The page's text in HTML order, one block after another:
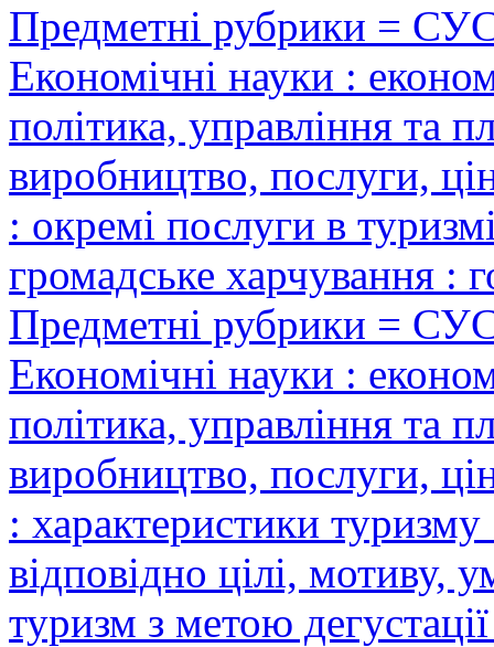
Предметні рубрики =
Економічні науки :
політика, управління та
виробництво, послуги,
: окремі послуги в
громадське харчування :
Предметні рубрики =
Економічні науки :
політика, управління та
виробництво, послуги,
: характеристики
відповідно цілі, мотиву,
туризм з метою